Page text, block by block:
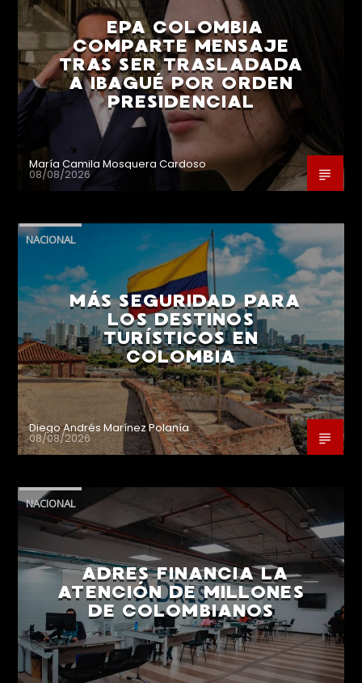
EPA COLOMBIA
COMPARTE MENSAJE
TRAS SER TRASLADADA
A IBAGUÉ POR ORDEN
PRESIDENCIAL
María Camila Mosquera Cardoso
08/08/2026
NACIONAL
MÁS SEGURIDAD PARA
LOS DESTINOS
TURÍSTICOS EN
COLOMBIA
Diego Andrés Marínez Polanía
08/08/2026
NACIONAL
ADRES FINANCIA LA
ATENCIÓN DE MILLONES
DE COLOMBIANOS